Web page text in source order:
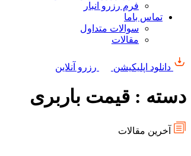
فرم رزرو انبار
تماس باما
سوالات متداول
مقالات
دانلود اپلیکیشن رزرو آنلاین
دسته : قیمت باربری
آخرین مقالات